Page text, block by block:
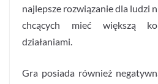
najlepsze rozwiązanie dla ludzi
chcących mieć większą
działaniami.
Gra posiada również